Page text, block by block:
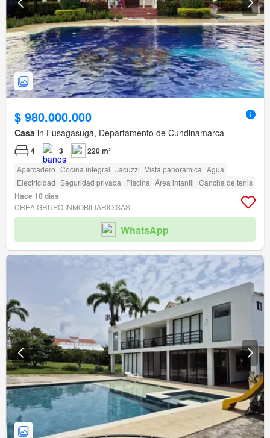
$ 980.000.000
Casa in Fusagasugá, Departamento de Cundinamarca
4 3 220 m²
Aparcadero Cocina integral Jacuzzi Vista panorámica Agua
Electricidad Seguridad privada Piscina Área infantil Cancha de tenis
Hace 10 días
CREA GRUPO INMOBILIARIO SAS
WhatsApp